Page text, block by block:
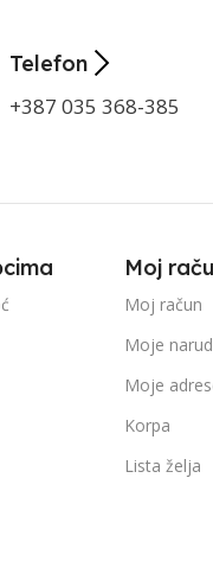
Telefon
+387 035 368-385
Moj
Moj račun
Moje
Moje
Korpa
Lista želja